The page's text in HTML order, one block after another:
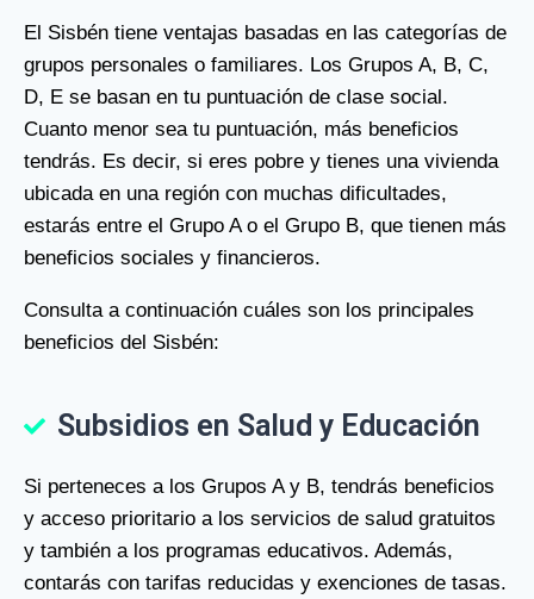
El Sisbén tiene ventajas basadas en las categorías de
grupos personales o familiares. Los Grupos A, B, C,
D, E se basan en tu puntuación de clase social.
Cuanto menor sea tu puntuación, más beneficios
tendrás. Es decir, si eres pobre y tienes una vivienda
ubicada en una región con muchas dificultades,
estarás entre el Grupo A o el Grupo B, que tienen más
beneficios sociales y financieros.
Consulta a continuación cuáles son los principales
beneficios del Sisbén:
Subsidios en Salud y Educación
Si perteneces a los Grupos A y B, tendrás beneficios
y acceso prioritario a los servicios de salud gratuitos
y también a los programas educativos. Además,
contarás con tarifas reducidas y exenciones de tasas.